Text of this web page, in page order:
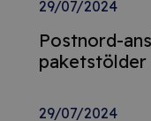
29/07/2024
Postnord-
paketstölder
29/07/2024